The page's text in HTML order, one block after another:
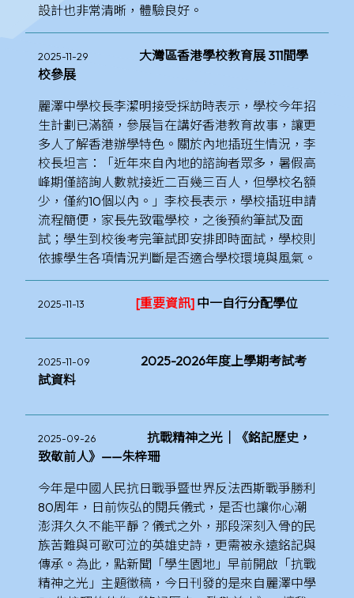
設計也非常清晰，體驗良好。
2025-11-29
大灣區香港學校教育展 311間學
校參展
麗澤中學校長李潔明接受採訪時表示，學校今年招
生計劃已滿額，參展旨在講好香港教育故事，讓更
多人了解香港辦學特色。關於內地插班生情況，李
校長坦言：「近年來自內地的諮詢者眾多，暑假高
峰期僅諮詢人數就接近二百幾三百人，但學校名額
少，僅約10個以內。」李校長表示，學校插班申請
流程簡便，家長先致電學校，之後預約筆試及面
試；學生到校後考完筆試即安排即時面試，學校則
依據學生各項情況判斷是否適合學校環境與風氣。
2025-11-13 [重要資訊] 中一自行分配學位
2025-11-09
2025-2026年度上學期考試考
試資料
2025-09-26
抗戰精神之光｜《銘記歷史，
致敬前人》——朱梓珊
今年是中國人民抗日戰爭暨世界反法西斯戰爭勝利
80周年，日前恢弘的閱兵儀式，是否也讓你心潮
澎湃久久不能平靜？儀式之外，那段深刻入骨的民
族苦難與可歌可泣的英雄史詩，更需被永遠銘記與
傳承。為此，點新聞「學生園地」早前開啟「抗戰
精神之光」主題徵稿，今日刊發的是來自麗澤中學